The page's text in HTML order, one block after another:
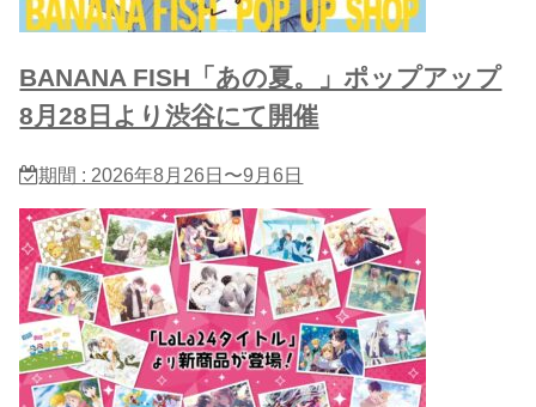
BANANA FISH「あの夏。」ポップアップ
8月28日より渋谷にて開催
期間 : 2026年8月26日〜9月6日